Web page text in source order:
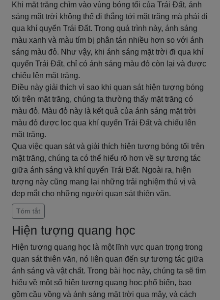
Khi mặt trăng chìm vào vùng bóng tối của Trái Đất, ánh
sáng mặt trời không thể đi thẳng tới mặt trăng mà phải đi
qua khí quyển Trái Đất. Trong quá trình này, ánh sáng
màu xanh và màu tím bị phân tán nhiều hơn so với ánh
sáng màu đỏ. Như vậy, khi ánh sáng mặt trời đi qua khí
quyển Trái Đất, chỉ có ánh sáng màu đỏ còn lại và được
chiếu lên mặt trăng.
Điều này giải thích vì sao khi quan sát hiện tượng bóng
tối trên mặt trăng, chúng ta thường thấy mặt trăng có
màu đỏ. Màu đỏ này là kết quả của ánh sáng mặt trời
màu đỏ được lọc qua khí quyển Trái Đất và chiếu lên
mặt trăng.
Qua việc quan sát và giải thích hiện tượng bóng tối trên
mặt trăng, chúng ta có thể hiểu rõ hơn về sự tương tác
giữa ánh sáng và khí quyển Trái Đất. Ngoài ra, hiện
tượng này cũng mang lại những trải nghiệm thú vị và
đẹp mắt cho những người quan sát thiên văn.
Tóm tắt
Hiện tượng quang học
Hiện tượng quang học là một lĩnh vực quan trọng trong
quan sát thiên văn, nó liên quan đến sự tương tác giữa
ánh sáng và vật chất. Trong bài học này, chúng ta sẽ tìm
hiểu về một số hiện tượng quang học phổ biến, bao
gồm cầu vồng và ánh sáng mặt trời qua mây, và cách